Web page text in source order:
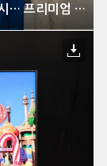
삼성전자, 세계 최초 ‘마이크로 RGB TV’ 출시… 프리미엄 TV 기술의 새 기준 제시